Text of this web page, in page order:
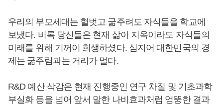
우리의 부모세대는 헐벗고 굶주려도 자식들을 학교에
보냈다. 비록 당신들은 현재 삶이 지옥이라도 자식들의
미래를 위해 기꺼이 희생하셨다. 심지어 대한민국의 경
제는 굶주림과는 거리가 멀다.
R&D 예산 삭감은 현재 진행중인 연구 차질 및 기초과학
부실화 등을 넘어 앞서 말한 나비효과처럼 엉뚱한 결과